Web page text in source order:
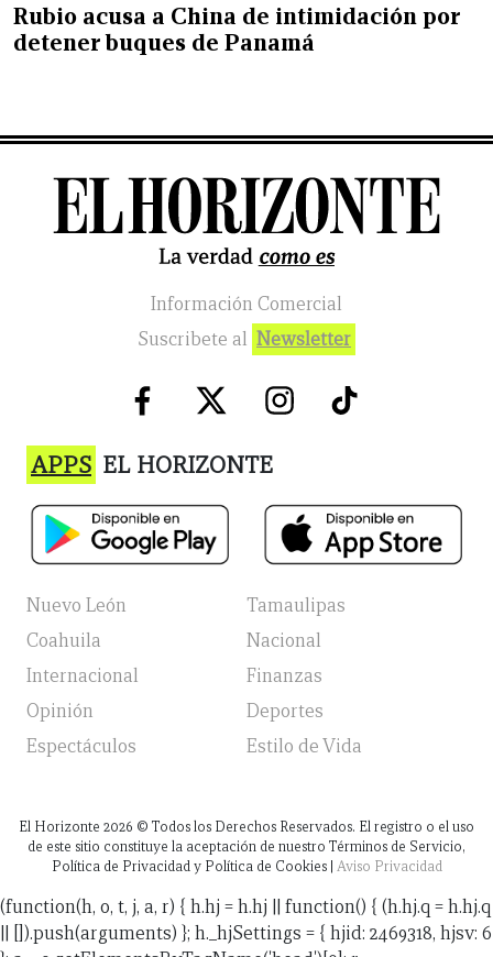
Rubio acusa a China de intimidación por
detener buques de Panamá
Información Comercial
Suscribete al Newsletter
APPS EL HORIZONTE
Nuevo León
Tamaulipas
Coahuila
Nacional
Internacional
Finanzas
Opinión
Deportes
Espectáculos
Estilo de Vida
El Horizonte 2026 © Todos los Derechos Reservados. El registro o el uso
de este sitio constituye la aceptación de nuestro Términos de Servicio,
Política de Privacidad y Política de Cookies | Aviso Privacidad
(function(h, o, t, j, a, r) { h.hj = h.hj || function() { (h.hj.q = h.hj.q
|| []).push(arguments) }; h._hjSettings = { hjid: 2469318, hjsv: 6